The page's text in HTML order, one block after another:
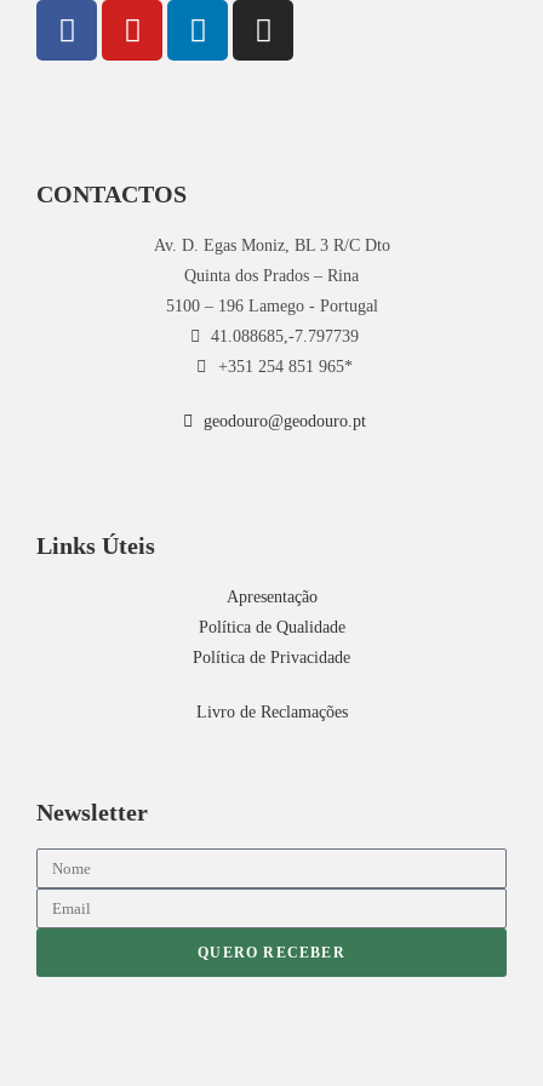
CONTACTOS
Av. D. Egas Moniz, BL 3 R/C Dto
Quinta dos Prados – Rina
5100 – 196 Lamego - Portugal
41.088685,-7.797739
+351 254 851 965*
geodouro@geodouro.pt
Links Úteis
Apresentação
Política de Qualidade
Política de Privacidade
Livro de Reclamações
Newsletter
QUERO RECEBER